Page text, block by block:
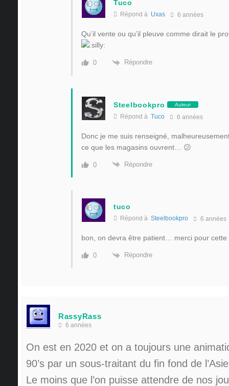
Tuco
Répond à Uxas 6 années
Qu’il vente ou qu’il pleuve comme dirait le
0 Répondre
Steelbookpro Auteur
Répond à Tuco 6 années
Donc je me suis renseigné,
ce que les magasins ouvrent… 😕
0 Répondre
tuco
Répond à Steelbookpro 6 années
bon, on devra être patient… merci pour cette
0 Répondre
RassyRass
6 années
On est en 2020 et on a toujours une
90’s par un sous-traitant du fin fond de
Le moins que l’on puisse attendre de nos